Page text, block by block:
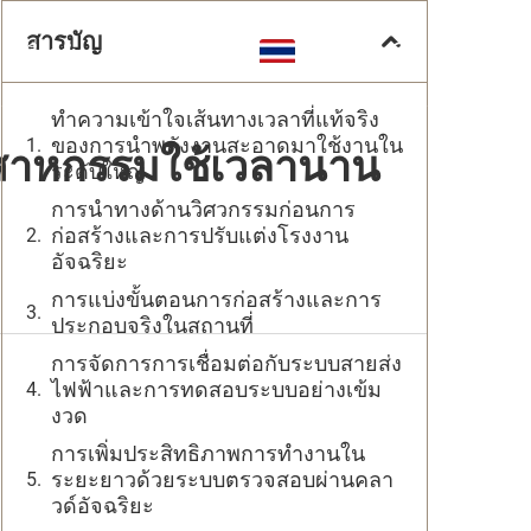
เกี่ยวกับ
หกรรมใช้เวลานาน
สารบัญ
ทำความเข้าใจเส้นทางเวลาที่แท้จริง
ของการนำพลังงานสะอาดมาใช้งานใน
ระดับใหญ่
การนำทางด้านวิศวกรรมก่อนการ
ก่อสร้างและการปรับแต่งโรงงาน
อัจฉริยะ
การแบ่งขั้นตอนการก่อสร้างและการ
ประกอบจริงในสถานที่
การจัดการการเชื่อมต่อกับระบบสายส่ง
ไฟฟ้าและการทดสอบระบบอย่างเข้ม
งวด
การเพิ่มประสิทธิภาพการทำงานใน
ระยะยาวด้วยระบบตรวจสอบผ่านคลา
วด์อัจฉริยะ